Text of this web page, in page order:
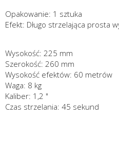
Opakowanie: 1 sztuka
Efekt: Długo strzelająca prosta
Wysokość: 225 mm
Szerokość: 260 mm
Wysokość efektów: 60 metrów
Waga: 8 kg
Kaliber: 1,2 "
Czas strzelania: 45 sekund